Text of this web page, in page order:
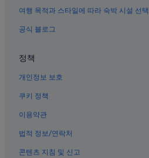
국채보상운동기념공원 근처 호텔
중구의 사우나가 있는 호텔
반월당역의 펜션
대구의 사우나가 있는 호텔
대구의 코티지
동성로의 아침 식사 제공 호텔
성내동의 아침 식사 제공 호텔
반월당역의 호스텔
여행 목적과 스타일에 따라 숙박 시설 선택
공식 블로그
정책
개인정보 보호
쿠키 정책
이용약관
법적 정보/연락처
콘텐츠 지침 및 신고